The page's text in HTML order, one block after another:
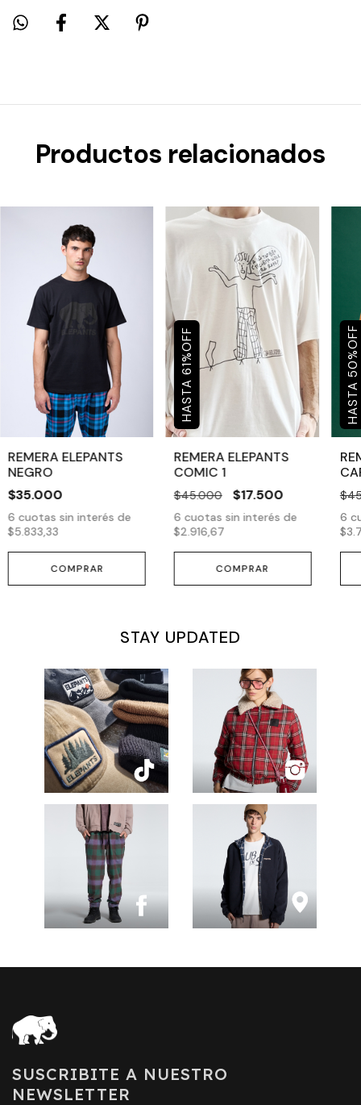
Productos relacionados
REMERA ELEPANTS
NEGRO
$35.000
6 cuotas sin interés de
$5.833,33
COMPRAR
61
%
OFF
REMERA ELEPANTS
COMIC 1
$45.000 $17.500
6 cuotas sin interés de
$2.916,67
COMPRAR
50
%
OFF
6
STAY UPDATED
SUSCRIBITE A NUESTRO
NEWSLETTER